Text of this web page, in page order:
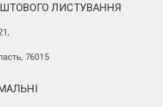
ЛИСТУВАННЯ
76015